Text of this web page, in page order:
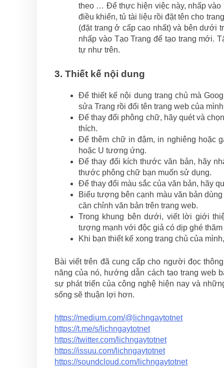
theo … Để thực hiện việc này, nhấp vào
điều khiển, tủ tài liệu rồi đặt tên cho
(đặt trang ở cấp cao nhất) và bên dưới
nhấp vào Tạo Trang để tạo trang mới.
tự như trên.
3. Thiết kế nội dung
Để thiết kế nội dung trang chủ mà
sửa Trang rồi đổi tên trang web của
Để thay đổi phông chữ, hãy quét và
thích.
Để thêm chữ in đậm, in nghiêng hoặc
hoặc U tương ứng.
Để thay đổi kích thước văn bản, hãy
thước phông chữ bạn muốn sử dụng.
Để thay đổi màu sắc của văn bản, hãy
Biểu tượng bên cạnh màu văn bản
căn chỉnh văn bản trên trang web.
Trong khung bên dưới, viết lời giới
tượng mạnh với độc giả có dịp ghé
Khi bạn thiết kế xong trang chủ của
Bài viết trên đã cung cấp cho người đọc
năng của nó, hướng dẫn cách tạo trang web
sự phát triển của công nghệ hiện nay và
sống sẽ thuận lợi hơn.
https://medium.com/@lichngaytotnet
https://t.me/s/lichngaytotnet
https://twitter.com/lichngaytotnet
https://issuu.com/lichngaytotnet
https://soundcloud.com/lichngaytotnet